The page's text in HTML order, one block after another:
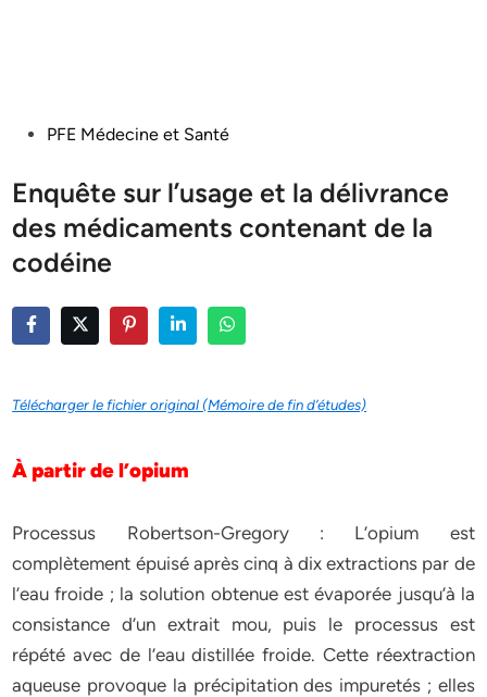
PostedPFE Médecine et Santé
Enquête sur l’usage et la délivrance
des médicaments contenant de la
codéine
Télécharger le fichier original (Mémoire de fin d’études)
À partir de l’opium
Processus Robertson-Gregory : L’opium est
complètement épuisé après cinq à dix extractions par de
l’eau froide ; la solution obtenue est évaporée jusqu’à la
consistance d’un extrait mou, puis le processus est
répété avec de l’eau distillée froide. Cette réextraction
aqueuse provoque la précipitation des impuretés ; elles